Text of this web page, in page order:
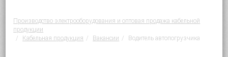
Производство электрооборудования и оптовая продажа кабельной
продукции
Кабельная продукция
Вакансии Водитель автопогрузчика